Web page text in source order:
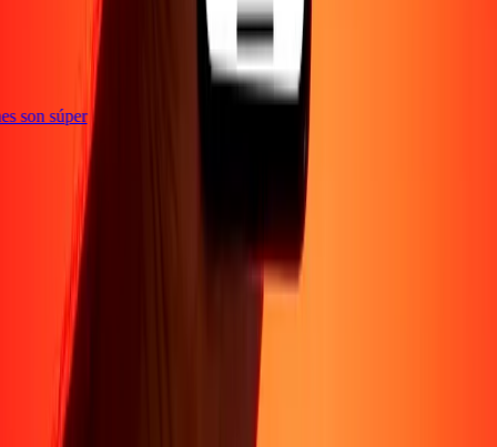
son súper
Acerca de
Conviértete en agenteConviértete en socio
Conviértete en socio estratégico
Carreras Promociones
Transferencia internacional de dinero
Soporte
Política de privacidad
Aviso de cookies
condiciones
Presentar una